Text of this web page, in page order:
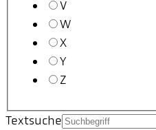
V
W
X
Y
Z
Textsuche